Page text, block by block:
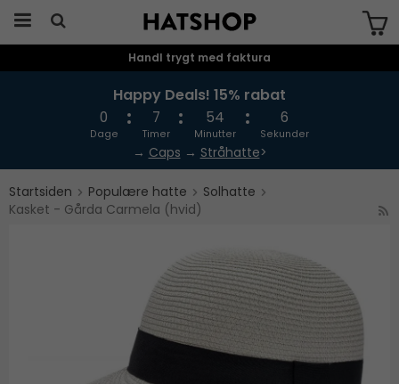
Produktet er blevet tilføjet til din
Handl trygt med faktura
Happy Deals! 15% rabat
0
Dage
7
Timer
54
Minutter
5
Sekunder
→ Caps → Stråhatte>
Startsiden Populære hatte
Solhatte
Kasket - Gårda Carmela (hvid)